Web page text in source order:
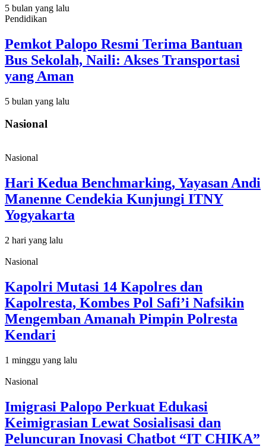
5 bulan yang lalu
Pendidikan
Pemkot Palopo Resmi Terima Bantuan
Bus Sekolah, Naili: Akses Transportasi
yang Aman
5 bulan yang lalu
Nasional
Nasional
Hari Kedua Benchmarking, Yayasan Andi
Manenne Cendekia Kunjungi ITNY
Yogyakarta
2 hari yang lalu
Nasional
Kapolri Mutasi 14 Kapolres dan
Kapolresta, Kombes Pol Safi’i Nafsikin
Mengemban Amanah Pimpin Polresta
Kendari
1 minggu yang lalu
Nasional
Imigrasi Palopo Perkuat Edukasi
Keimigrasian Lewat Sosialisasi dan
Peluncuran Inovasi Chatbot “IT CHIKA”